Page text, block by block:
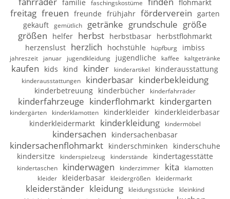
familie faschingskostüme flohmarkt
freitag freuen freunde frühjahr förderverein garten
gekauft
gemütlich getränke grundschule größe
größen
helfer herbst herbstbasar herbstflohmarkt
herzenslust herzlich hochstühle hüpfburg imbiss
jahreszeit januar jugendkleidung jugendliche kaffee kaltgetränke
kaufen kids kind kinder kinderartikel kinderausstattung
kinderausstattungen kinderbasar kinderbekleidung
kinderbetreuung kinderbücher kinderfahrräder
kinderfahrzeuge kinderflohmarkt kindergarten
kindergärten kinderklamotten kinderkleider kinderkleiderbasar
kinderkleidermarkt kinderkleidung kindermöbel
kindersachen kindersachenbasar
kindersachenflohmarkt kinderschminken
kinderschuhe
kindersitze
kinderspielzeug kinderstände kindertagesstätte
kindertaschen kinderwagen kinderzimmer kita
klamotten
kleider
kleiderbasar kleidergrößen kleidermarkt
kleiderständer kleidung kleidungsstücke
kleinkind